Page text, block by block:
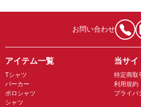
お問い合わせ
アイテム一覧
Tシャツ
パーカー
ポロシャツ
シャツ
当サイ
特定商取
利用規約
プライバ